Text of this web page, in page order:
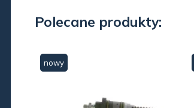
Polecane produkty:
nowy